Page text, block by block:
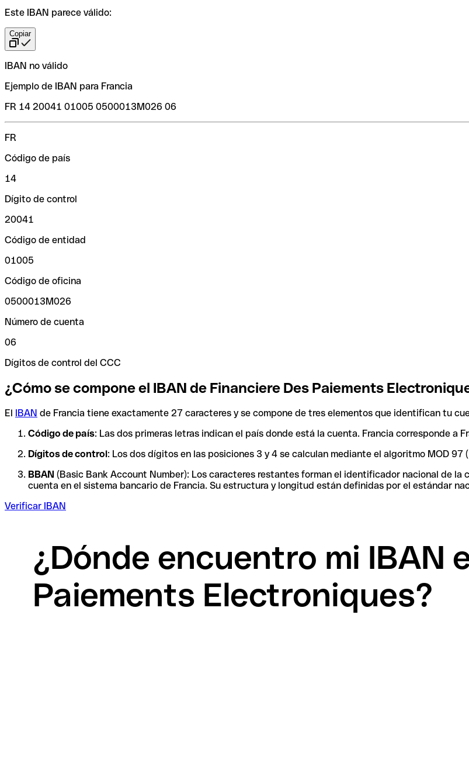
Este IBAN parece válido:
Copiar
IBAN no válido
Ejemplo de IBAN para Francia
FR 14 20041 01005 0500013M026 06
FR
Código de país
14
Dígito de control
20041
Código de entidad
01005
Código de oficina
0500013M026
Número de cuenta
06
Dígitos de control del CCC
¿Cómo se compone el IBAN de Financiere Des Paiements
El IBAN de Francia tiene exactamente 27 caracteres y se compone de tres elementos que identifican tu
Código de país: Las dos primeras letras indican el país donde está la cuenta. Francia corresponde a
Dígitos de control: Los dos dígitos en las posiciones 3 y 4 se calculan mediante el algoritmo MOD
BBAN (Basic Bank Account Number): Los caracteres restantes forman el identificador nacional de
cuenta en el sistema bancario de Francia. Su estructura y longitud están definidas por el estándar
Verificar IBAN
¿Dónde encuentro mi IBAN
Paiements Electroniques?